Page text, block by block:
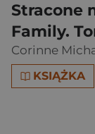
Stracone
Family.
Corinne
KSIĄŻKA